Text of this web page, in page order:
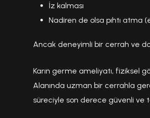
İz kalması
Nadiren de olsa pıhtı atma
Ancak deneyimli bir cerrah ve
Karın germe ameliyatı, fiziksel
Alanında uzman bir cerrahla
süreciyle son derece güvenli ve